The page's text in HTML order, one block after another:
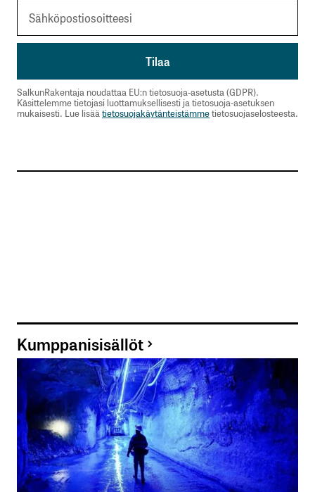
SalkunRakentaja noudattaa EU:n tietosuoja-asetusta (GDPR).
Käsittelemme tietojasi luottamuksellisesti ja tietosuoja-asetuksen
mukaisesti. Lue lisäätietosuojakäytänteistämmetietosuojaselosteesta.
Kumppanisisällöt